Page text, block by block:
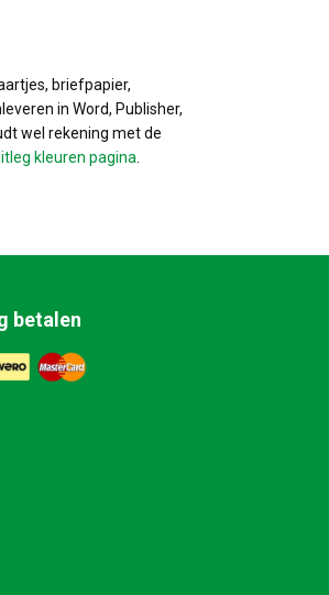
briefpapier,
in Word, Publisher,
wel rekening met de
kleuren pagina
betalen